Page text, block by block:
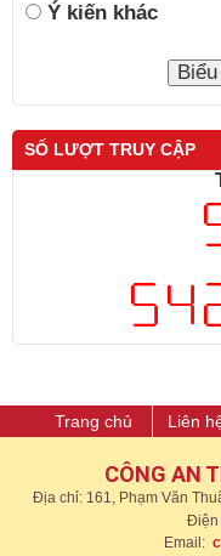
Ý kiến khác
SỐ LƯỢT TRUY CẬP
Trang chủ Liên
CÔNG AN
Địa chỉ: 161, Phạm Văn
Điện
Email: